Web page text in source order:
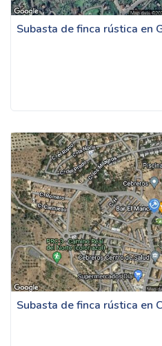
Subasta de finca rústica en
Subasta de finca rústica en